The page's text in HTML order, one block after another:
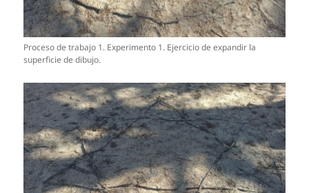
Proceso de trabajo 1. Experimento 1. Ejercicio de expandir la
superficie de dibujo.